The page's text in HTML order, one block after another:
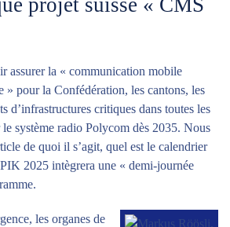
projet suisse « CMS
assurer la « communication mobile
» pour la Confédération, les cantons, les
d’infrastructures critiques dans toutes les
système radio Polycom dès 2035. Nous
de quoi il s’agit, quel est le calendrier
2025 intègrera une « demi-journée
les organes de